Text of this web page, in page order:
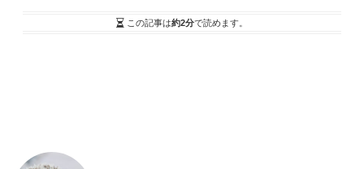
この記事は約2分で読めます。